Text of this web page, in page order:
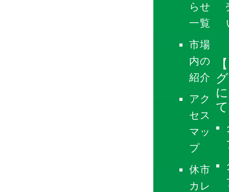
らせ
一覧
市場
内の
紹介
アク
セス
マッ
プ
休市
カレ